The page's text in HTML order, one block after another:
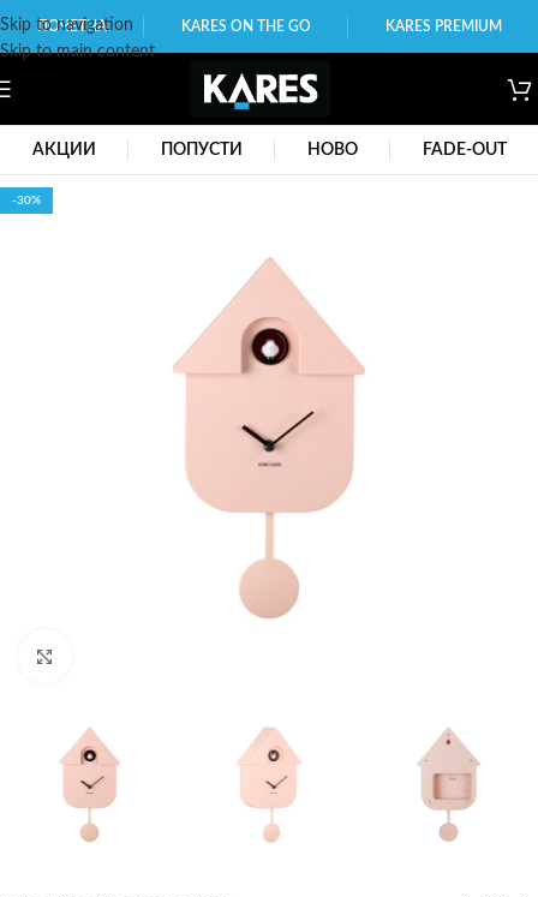
Skip to navigation
Skip to main content
ПОЧЕТНА KARES ON THE GO KARES PREMIUM
АКЦИИ ПОПУСТИ НОВО FADE-OUT
-30%